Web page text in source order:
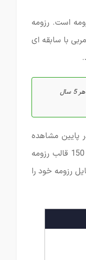
است. رزومه
با سابقه ای
نکته: به طور کلی استاندارد و قانون مشخصی برای طول رزومه وجود ندارد. اما توصیه ما این است که به ازای هر 5 سال
پایین مشاهده
مربی بدنساز است. در سایت رزومه ساز رایگان سی وی بیلدر 150 قالب رزومه
رزومه خود را